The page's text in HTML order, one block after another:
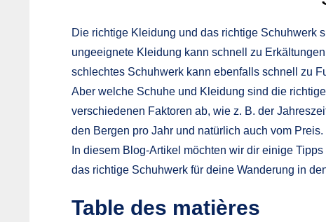
Die richtige Kleidung und das richtige Schuhwerk
ungeeignete Kleidung kann schnell zu
schlechtes Schuhwerk kann ebenfalls schnell zu
Aber welche Schuhe und Kleidung sind die
verschiedenen Faktoren ab, wie z. B. der
den Bergen pro Jahr und natürlich auch vom Preis.
In diesem Blog-Artikel möchten wir dir einige
das richtige Schuhwerk für deine Wanderung in
Table des matières